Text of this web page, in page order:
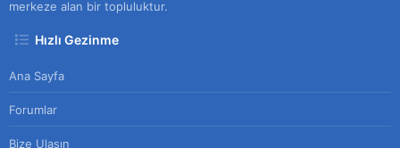
merkeze alan bir topluluktur.
Hızlı Gezinme
Ana Sayfa
Forumlar
Bize Ulaşın